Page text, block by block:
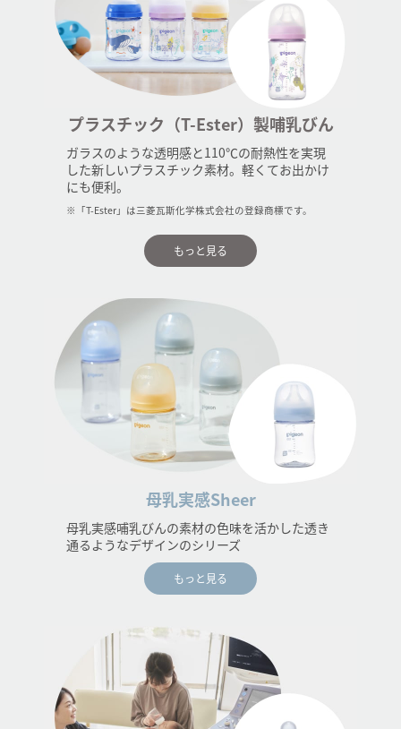
プラスチック（T-Ester）製哺乳びん
ガラスのような透明感と110℃の耐熱性を実現
した新しいプラスチック素材。軽くてお出かけ
にも便利。
※「T-Ester」は三菱瓦斯化学株式会社の登録商標です。
もっと見る
母乳実感Sheer
母乳実感哺乳びんの素材の色味を活かした透き
通るようなデザインのシリーズ
もっと見る